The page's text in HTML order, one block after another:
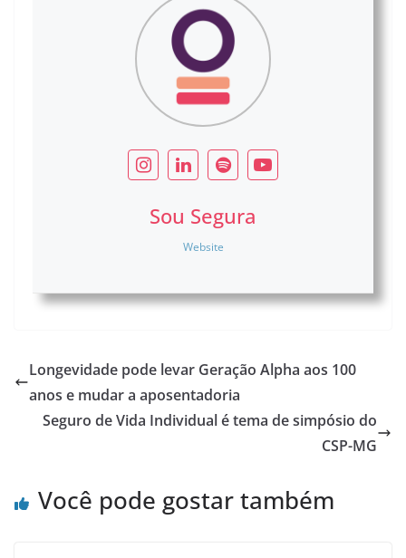
Sou Segura
Website
Longevidade pode levar Geração Alpha aos 100
anos e mudar a aposentadoria
Seguro de Vida Individual é tema de simpósio do
CSP-MG
Você pode gostar também